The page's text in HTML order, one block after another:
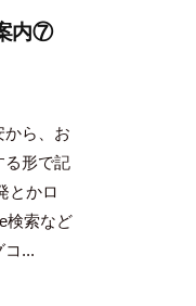
内⑦
から、お
る形で記
とかロ
検索など
コ...